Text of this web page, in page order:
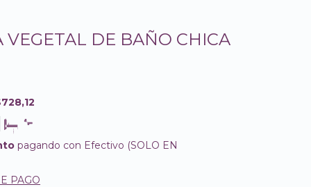
VEGETAL DE BAÑO CHICA
pagando con Efectivo (SOLO EN
PAGO